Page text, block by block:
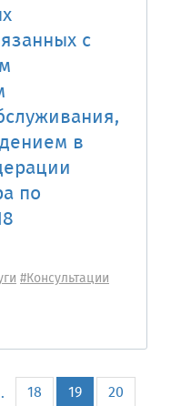
с
в
по
#Консультации
18 19
20